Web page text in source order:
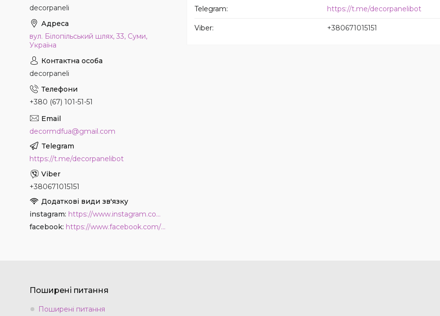
https://t.me/decorpanelibot
+380671015151
decorpaneli
вул. Білопільський шлях, 33, Суми,
Україна
decorpaneli
+380 (67) 101-51-51
decormdfua@gmail.com
https://t.me/decorpanelibot
+380671015151
instagram
https://www.instagram.com/decor_paneli_mdf
facebook
https://www.facebook.com/PanelDecor
Поширені питання
Поширені питання